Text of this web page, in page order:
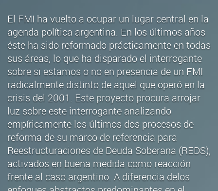
El FMI ha vuelto a ocupar un lugar central en la
agenda política argentina. En los últimos años
éste ha sido reformado prácticamente en todas
sus áreas, lo que ha disparado el interrogante
sobre si estamos o no en presencia de un FMI
radicalmente distinto de aquel que operó en la
crisis del 2001. Este proyecto procura arrojar
luz sobre este interrogante analizando
empíricamente los últimos dos procesos de
reforma de su marco de referencia para
Reestructuraciones de Deuda Soberana (REDS),
activados en buena medida como reacción
frente al caso argentino. A diferencia delos